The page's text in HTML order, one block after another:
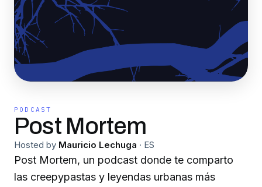
PODCAST
Post Mortem
Hosted by Mauricio Lechuga · ES
Post Mortem, un podcast donde te comparto
las creepypastas y leyendas urbanas más